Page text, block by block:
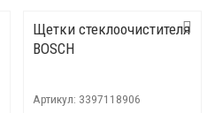
Щетки стеклоочистителя
BOSCH
Артикул: 3397118906